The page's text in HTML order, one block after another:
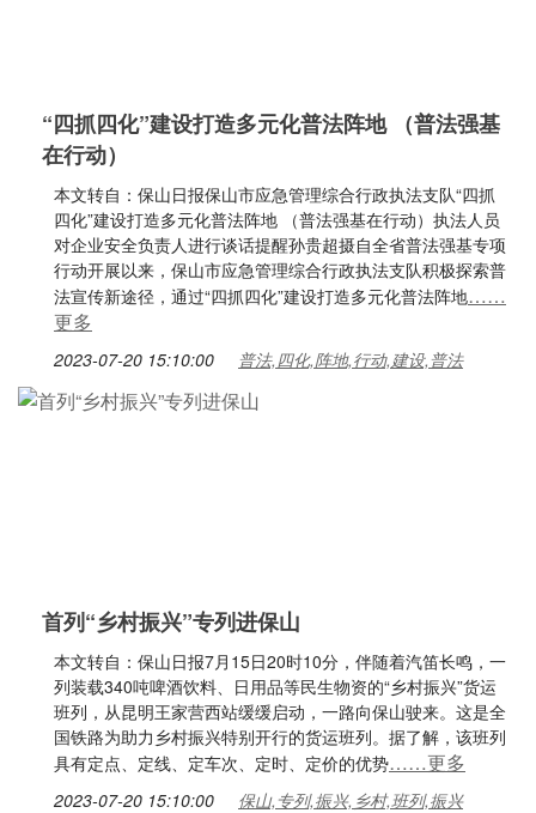
“四抓四化”建设打造多元化普法阵地 （普法强基
在行动）
本文转自：保山日报保山市应急管理综合行政执法支队“四抓
四化”建设打造多元化普法阵地 （普法强基在行动）执法人员
对企业安全负责人进行谈话提醒孙贵超摄自全省普法强基专项
行动开展以来，保山市应急管理综合行政执法支队积极探索普
法宣传新途径，通过“四抓四化”建设打造多元化普法阵地……
更多
2023-07-20 15:10:00 普法,四化,阵地,行动,建设,普法
首列“乡村振兴”专列进保山
本文转自：保山日报7月15日20时10分，伴随着汽笛长鸣，一
列装载340吨啤酒饮料、日用品等民生物资的“乡村振兴”货运
班列，从昆明王家营西站缓缓启动，一路向保山驶来。这是全
国铁路为助力乡村振兴特别开行的货运班列。据了解，该班列
具有定点、定线、定车次、定时、定价的优势……更多
2023-07-20 15:10:00 保山,专列,振兴,乡村,班列,振兴